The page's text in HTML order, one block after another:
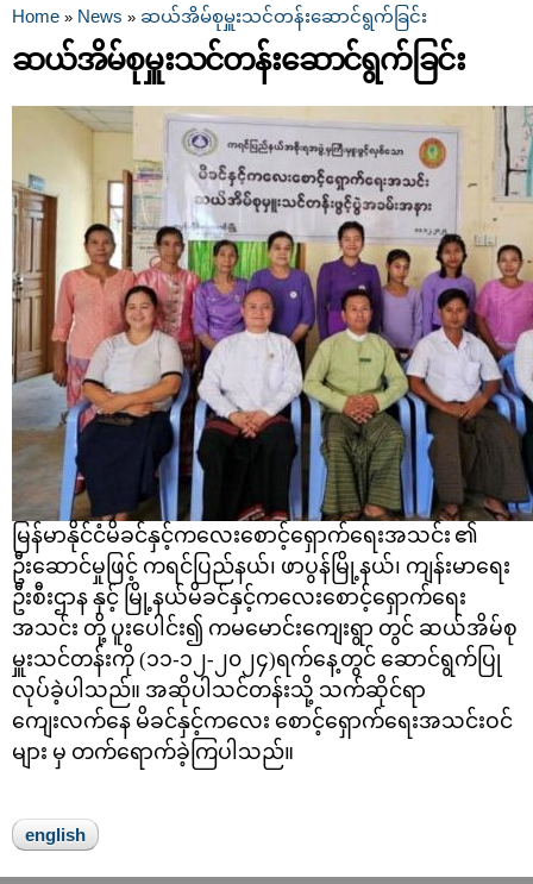
You are here
Home » News » ဆယ်အိမ်စုမှူးသင်တန်းဆောင်ရွက်ခြင်း
ဆယ်အိမ်စုမှူးသင်တန်းဆောင်ရွက်ခြင်း
မြန်မာနိုင်ငံမိခင်နှင့်ကလေးစောင့်ရှောက်ရေးအသင်း ၏
ဦးဆောင်မှုဖြင့် ကရင်ပြည်နယ်၊ ဖာပွန်မြို့နယ်၊ ကျန်းမာရေး
ဦးစီးဌာန နှင့် မြို့နယ်မိခင်နှင့်ကလေးစောင့်ရှောက်ရေး
အသင်း တို့ ပူးပေါင်း၍ ကမမောင်းကျေးရွာ တွင် ဆယ်အိမ်စု
မှူးသင်တန်းကို (၁၁-၁၂-၂၀၂၄)ရက်နေ့တွင် ဆောင်ရွက်ပြု
လုပ်ခဲ့ပါသည်။ အဆိုပါသင်တန်းသို့ သက်ဆိုင်ရာ
ကျေးလက်နေ မိခင်နှင့်ကလေး စောင့်ရှောက်ရေးအသင်းဝင်
များ မှ တက်ရောက်ခဲ့ကြပါသည်။
english